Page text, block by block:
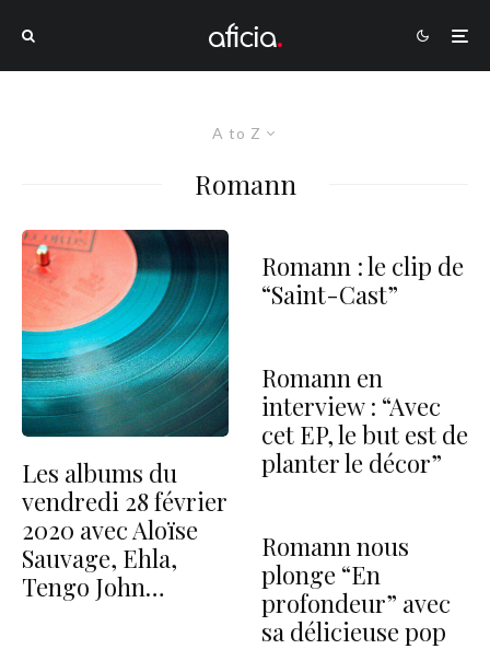
A to Z
Romann
Les albums du
vendredi 28 février
2020 avec Aloïse
Sauvage, Ehla,
Tengo John…
Romann : le clip de
“Saint-Cast”
Romann en
interview : “Avec
cet EP, le but est de
planter le décor”
Romann nous
plonge “En
profondeur” avec
sa délicieuse pop